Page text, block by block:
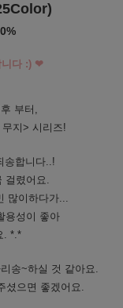
니다 :) ❤
부터,
지> 시리즈!
송합니다..!
걸렸어요.
많이하다가...
용성이 좋아
. *.*
송~하실 것 같아요.
셨으면 좋겠어요.